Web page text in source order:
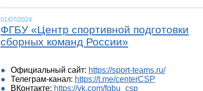
01/07/2024
ФГБУ «Центр спортивной подготовки
сборных команд России»
Официальный сайт: https://sport-teams.ru/
Телеграм-канал: https://t.me/centerCSP
ВКонтакте: https://vk.com/fgbu_csp